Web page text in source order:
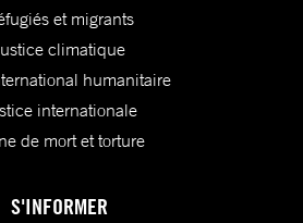
et migrants
climatique
humanitaire
internationale
de mort et torture
S'INFORMER